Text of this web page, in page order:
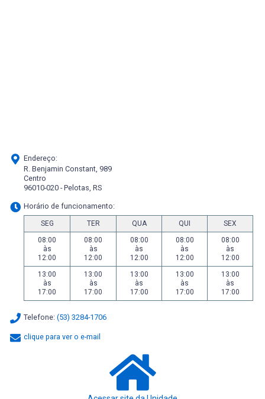
Endereço:
R. Benjamin Constant, 989
Centro
96010-020 - Pelotas, RS
Horário de funcionamento:
SEG TER QUA QUI
SEX
08:00
às
12:00
08:00
às
12:00
08:00
às
12:00
08:00
às
12:00
08:00
às
12:00
13:00
às
17:00
13:00
às
17:00
13:00
às
17:00
13:00
às
17:00
13:00
às
17:00
Telefone: (53) 3284-1706
clique para ver o e-mail